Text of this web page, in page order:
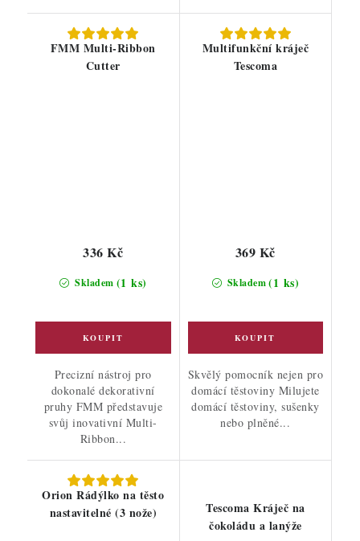
FMM Multi-Ribbon
Cutter
Skladem (1 ks)
336 Kč
Precizní nástroj pro
dokonalé dekorativní
pruhy FMM představuje
svůj inovativní Multi-
Ribbon...
Multifunkční kráječ
Tescoma
Skladem(1 ks)
369 Kč
Skvělý pomocník nejen pro
domácí těstoviny Milujete
domácí těstoviny, sušenky
nebo plněné...
Orion Rádýlko na těsto
nastavitelné (3 nože)
Tescoma Kráječ na
čokoládu a lanýže